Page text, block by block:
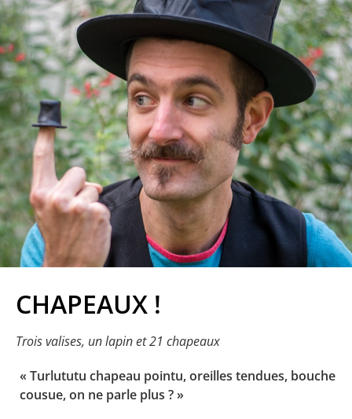
CHAPEAUX !
Trois valises, un lapin et 21 chapeaux
« Turlututu chapeau pointu, oreilles tendues, bouche
cousue, on ne parle plus ? »